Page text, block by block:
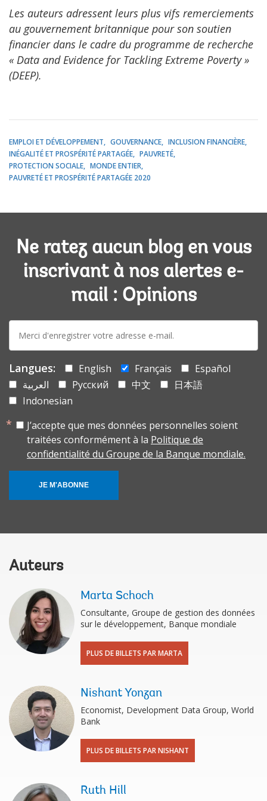
Les auteurs adressent leurs plus vifs remerciements
au gouvernement britannique pour son soutien
financier dans le cadre du programme de recherche
« Data and Evidence for Tackling Extreme Poverty »
(DEEP).
EMPLOI ET DÉVELOPPEMENT GOUVERNANCE
INCLUSION FINANCIÈRE
INÉGALITÉ ET PROSPÉRITÉ PARTAGÉE
PAUVRETÉ
PROTECTION SOCIALE
MONDE ENTIER
PAUVRETÉ ET PROSPÉRITÉ PARTAGÉE 2020
Ne ratez aucun blog en vous
inscrivant à nos alertes e-
mail : Opinions
mail:
Langues: English Français
Español
العربية
Русский 中文
日本語
Indonesian
J’accepte que mes données personnelles soient
traitées conformément à la Politique de
confidentialité du Groupe de la Banque mondiale.
JE M'ABONNE
Auteurs
Marta Schoch
Consultante, Groupe de gestion des données
sur le développement, Banque mondiale
PLUS DE BILLETS PAR MARTA
Nishant Yonzan
Economist, Development Data Group, World
Bank
PLUS DE BILLETS PAR NISHANT
Ruth Hill